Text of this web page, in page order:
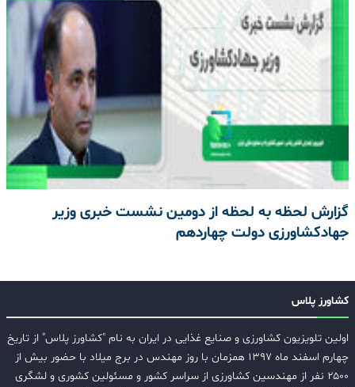
گزارش لحظه به لحظه از دومین نشست خبری وزیر
جهادکشاورزی دولت چهاردهم
کشاورز پلاس
اولین تلویزیون کشاورزی و صنایع غذایی در ایران به نام "کشاورز پلاس" از تاریخ
چهارم اسفند ماه ۱۳۹۷ همزمان با روز مهندس در برج میلاد با حضور بیش از
۲۵۰۰ نفر از مهندسین کشاورزی از سراسر کشور و مسئولین کشوری و لشگری